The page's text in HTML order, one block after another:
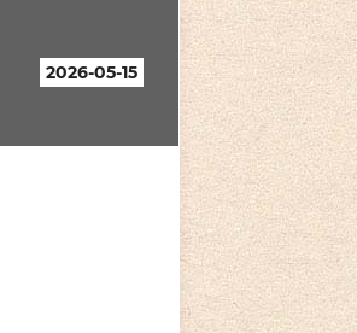
2026-05-15